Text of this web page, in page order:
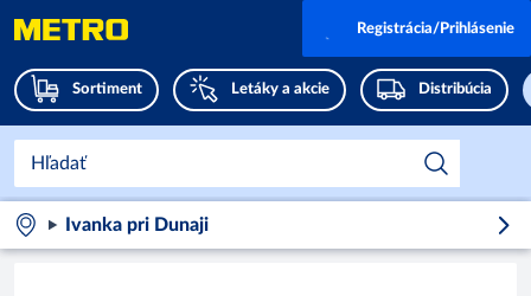
Sortiment Letáky a akcie Distribúcia
Registrácia/Prihlásenie
Ivanka pri Dunaji